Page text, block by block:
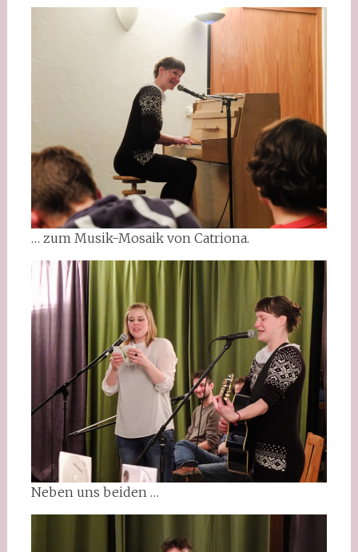
… zum Musik-Mosaik von Catriona.
Neben uns beiden …